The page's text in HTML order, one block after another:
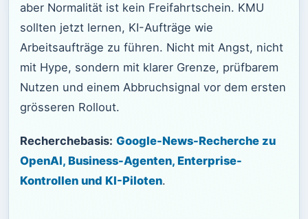
aber Normalität ist kein Freifahrtschein. KMU
sollten jetzt lernen, KI-Aufträge wie
Arbeitsaufträge zu führen. Nicht mit Angst, nicht
mit Hype, sondern mit klarer Grenze, prüfbarem
Nutzen und einem Abbruchsignal vor dem ersten
grösseren Rollout.
Recherchebasis: Google-News-Recherche zu
OpenAI, Business-Agenten, Enterprise-
Kontrollen und KI-Piloten.